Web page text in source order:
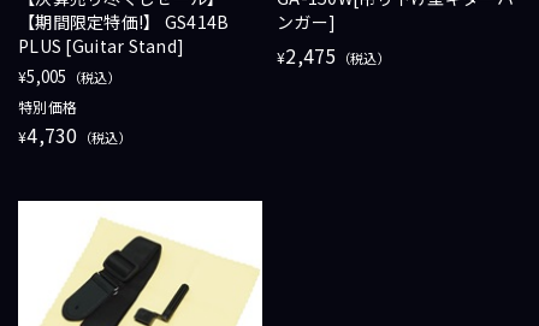
【期間限定特価!】 GS414B
PLUS [Guitar Stand]
¥5,005 （税込）
特別価格
¥4,730 （税込）
ンガー]
¥2,475 （税込）